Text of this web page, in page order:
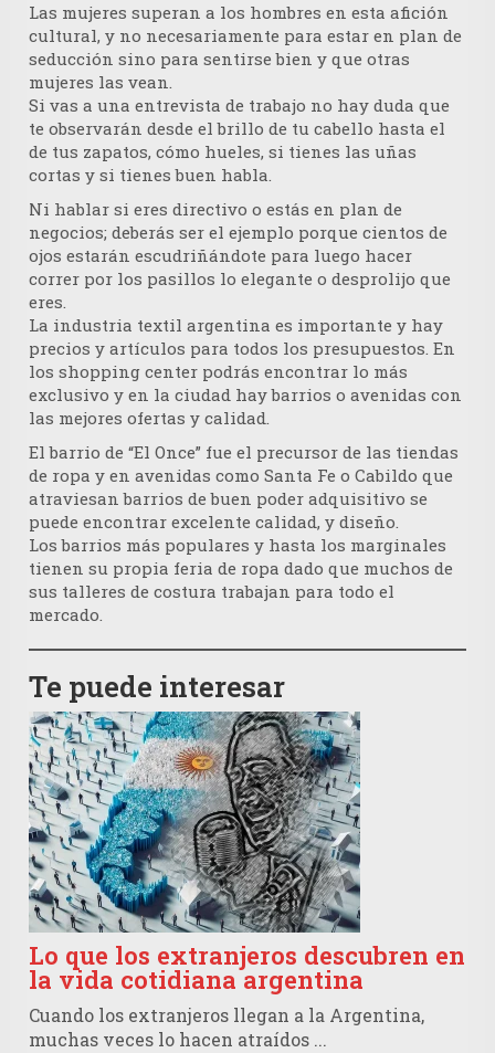
Las mujeres superan a los hombres en esta afición
cultural, y no necesariamente para estar en plan de
seducción sino para sentirse bien y que otras
mujeres las vean.
Si vas a una entrevista de trabajo no hay duda que
te observarán desde el brillo de tu cabello hasta el
de tus zapatos, cómo hueles, si tienes las uñas
cortas y si tienes buen habla.
Ni hablar si eres directivo o estás en plan de
negocios; deberás ser el ejemplo porque cientos de
ojos estarán escudriñándote para luego hacer
correr por los pasillos lo elegante o desprolijo que
eres.
La industria textil argentina es importante y hay
precios y artículos para todos los presupuestos. En
los shopping center podrás encontrar lo más
exclusivo y en la ciudad hay barrios o avenidas con
las mejores ofertas y calidad.
El barrio de “El Once” fue el precursor de las tiendas
de ropa y en avenidas como Santa Fe o Cabildo que
atraviesan barrios de buen poder adquisitivo se
puede encontrar excelente calidad, y diseño.
Los barrios más populares y hasta los marginales
tienen su propia feria de ropa dado que muchos de
sus talleres de costura trabajan para todo el
mercado.
Te puede interesar
Lo que los extranjeros descubren en
la vida cotidiana argentina
Cuando los extranjeros llegan a la Argentina,
muchas veces lo hacen atraídos ...